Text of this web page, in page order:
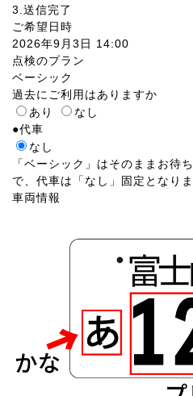
3.送信完了
ご希望日時
2026年9月3日 14:00
点検のプラン
ベーシック
過去にご利用はありますか
あり
なし
●代車
なし
「ベーシック」はそのままお待
で、代車は「なし」固定となりま
車両情報